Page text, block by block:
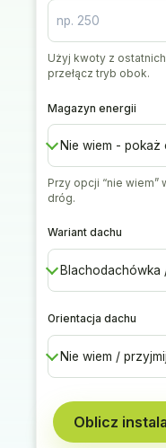
Użyj kwoty z
przełącz tryb obok.
Magazyn energii
Przy opcji “nie
dróg.
Wariant dachu
Orientacja dachu
Oblicz